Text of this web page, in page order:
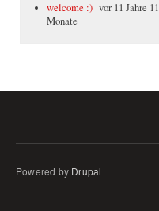
welcome :) vor 11 Jahre 11
Monate
Powered by Drupal